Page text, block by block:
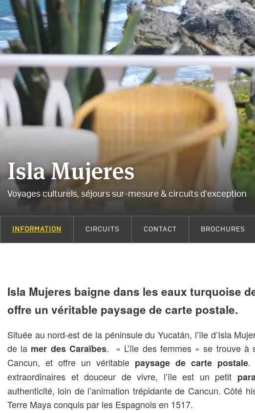
Isla Mujeres
Voyages culturels, séjours sur-mesure & circuits d'exception
INFORMATION CIRCUITS CONTACT BROCHURES
Isla Mujeres baigne dans les eaux turquoise
offre un véritable paysage de carte postale.
Située au nord-est de la péninsule du Yucatán, l’île d’Isla
de la mer des Caraïbes. « L’île des femmes » se trouve à
Cancun, et offre un véritable paysage de carte postale.
extraordinaires et douceur de vivre, l’île est un petit
authenticité, loin de l’animation trépidante de Cancun. Côté
Terre Maya conquis par les Espagnols en 1517.